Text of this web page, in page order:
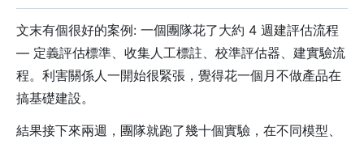
文末有個很好的案例: 一個團隊花了大約 4 週建評估流程
— 定義評估標準、收集人工標註、校準評估器、建實驗流
程。利害關係人一開始很緊張，覺得花一個月不做產品在
搞基礎建設。
結果接下來兩週，團隊就跑了幾十個實驗，在不同模型、